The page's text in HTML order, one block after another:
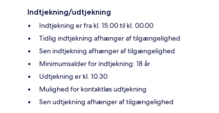
Indtjekning/udtjekning
Indtjekning er fra kl. 15.00 til kl. 00.00
Tidlig indtjekning afhænger af tilgængelighed
Sen indtjekning afhænger af tilgængelighed
Minimumsalder for indtjekning: 18 år
Udtjekning er kl. 10.30
Mulighed for kontaktløs udtjekning
Sen udtjekning afhænger af tilgængelighed